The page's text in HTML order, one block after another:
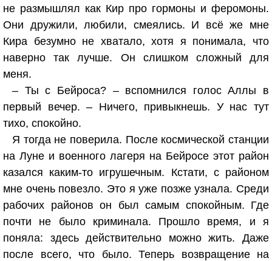
не размышлял как Кир про гормоны и феромоны.
Они дружили, любили, смеялись. И всё же мне
Кира безумно не хватало, хотя я понимала, что
наверно так лучше. Он слишком сложный для
меня.
– Ты с Бейроса? – вспомнился голос Аллы в
первый вечер. – Ничего, привыкнешь. У нас тут
тихо, спокойно.
Я тогда не поверила. После космической станции
на Луне и военного лагеря на Бейросе этот район
казался каким-то игрушечным. Кстати, с районом
мне очень повезло. Это я уже позже узнала. Среди
рабочих районов он был самым спокойным. Где
почти не было криминала. Прошло время, и я
поняла: здесь действительно можно жить. Даже
после всего, что было. Теперь возвращение на